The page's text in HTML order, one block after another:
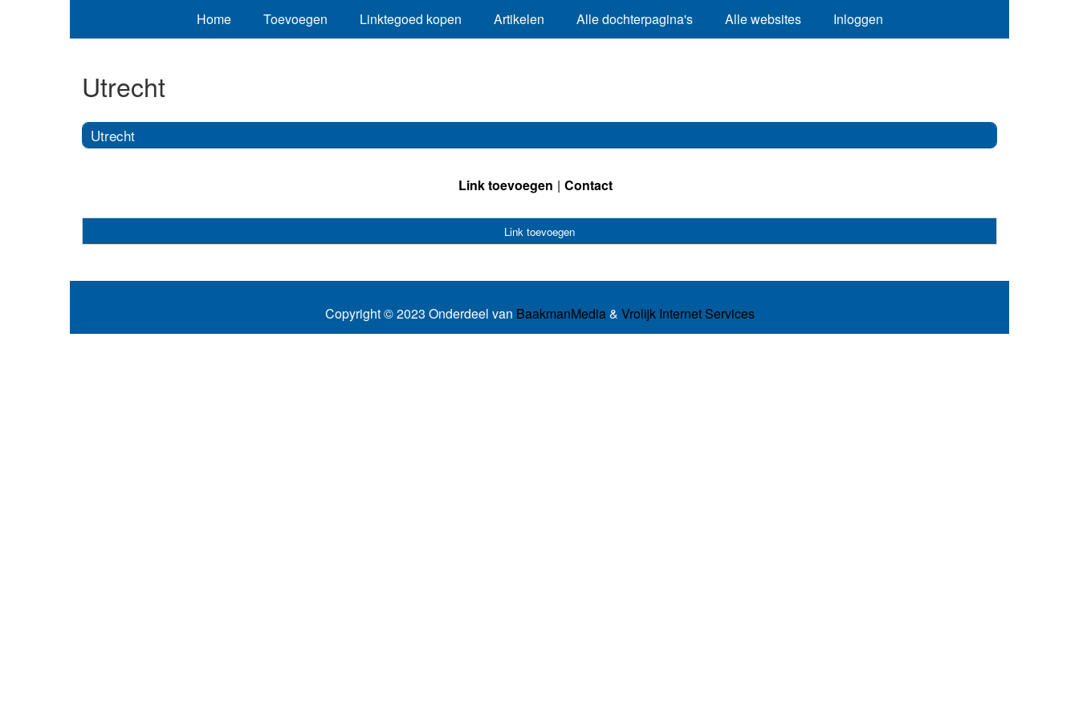
Home Toevoegen Linktegoed kopen Artikelen Alle dochterpagina's Alle websites Inloggen
Utrecht
Utrecht
Link toevoegen Contact
Link toevoegen
Copyright © 2023 Onderdeel van BaakmanMedia& Vrolijk Internet Services